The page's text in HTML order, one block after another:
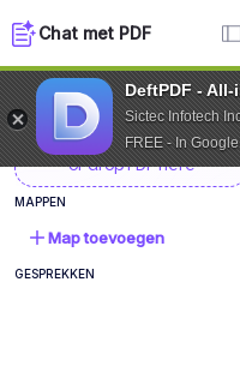
DeftPDF -
Sictec Infotech
FREE - In
Chat met PDF
NIEUW DOCUMENT
or drop PDF here
MAPPEN
Map toevoegen
GESPREKKENInterageer
rechtstreeks in